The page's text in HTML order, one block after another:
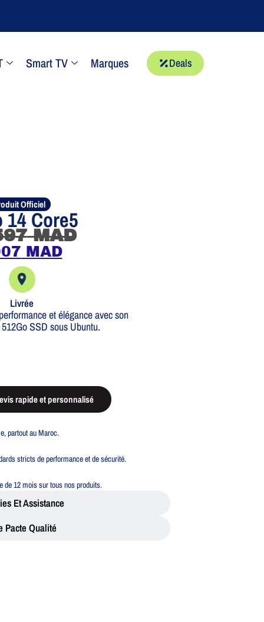
Smart TV Marques Deals
Officiel
14 Core5
MAD
MAD
Livrée
et élégance avec son
SSD sous Ubuntu.
rapide et personnalisé
partout au Maroc.
stricts de performance et de sécurité.
de 12 mois sur tous nos produits.
Et Assistance
Pacte Qualité